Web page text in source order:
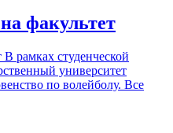
факультет
рамках студенческой
университет
по волейболу. Все